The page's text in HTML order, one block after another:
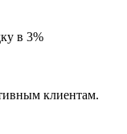
в 3%
клиентам.